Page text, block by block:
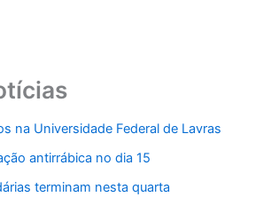
na Universidade Federal de Lavras
antirrábica no dia 15
terminam nesta quarta